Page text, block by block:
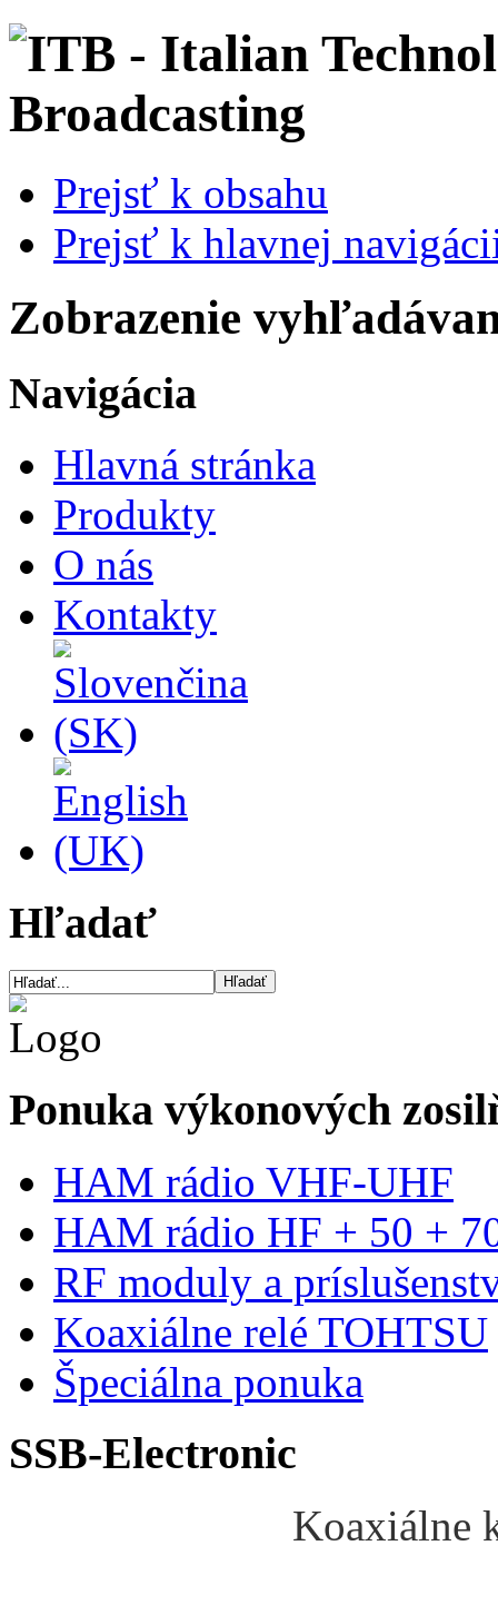
Prejsť k obsahu
Prejsť k hlavnej
Zobrazenie
Navigácia
Hlavná stránka
Produkty
O nás
Kontakty
Hľadať
Ponuka výkonových
HAM rádio VHF-UHF
HAM rádio HF + 50 +
RF moduly a
Koaxiálne relé TOHTSU
Špeciálna ponuka
SSB-Electronic
Koaxiálne